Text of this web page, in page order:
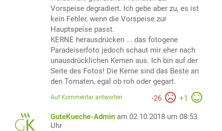
Vorspeise degradiert. Ich gebe aber zu, es ist
kein Fehler, wenn die Vorspeise zur
Hauptspeise passt.
KERNE herausdrücken ... das fotogene
Paradeiserfoto jedoch schaut mir eher nach
unausdrücklichen Kernen aus. Ich bin auf der
Seite des Fotos! Die Kerne sind das Beste an
den Tomaten, egal ob roh oder gegart.
-26 +1
Auf Kommentar antworten
GuteKueche-Admin am 02.10.2018 um 08:53
Uhr